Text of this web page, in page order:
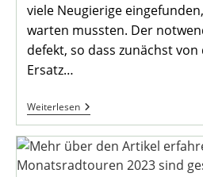
viele Neugierige
warten mussten. Der
defekt, so dass zunächst
Ersatz…
WeiterlesenMaibaumfest
Am
Marktbrunnen